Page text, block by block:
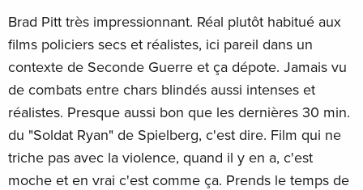
Brad Pitt très impressionnant. Réal plutôt habitué aux
films policiers secs et réalistes, ici pareil dans un
contexte de Seconde Guerre et ça dépote. Jamais vu
de combats entre chars blindés aussi intenses et
réalistes. Presque aussi bon que les dernières 30 min.
du "Soldat Ryan" de Spielberg, c'est dire. Film qui ne
triche pas avec la violence, quand il y en a, c'est
moche et en vrai c'est comme ça. Prends le temps de